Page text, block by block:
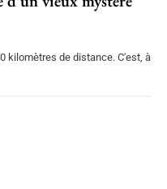
kilomètres de distance. C'est, à